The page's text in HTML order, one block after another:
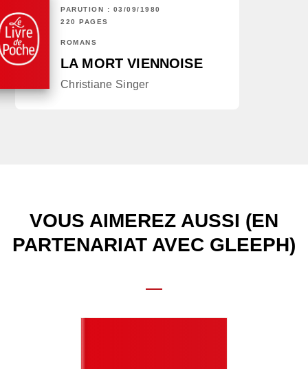
PARUTION : 03/09/1980
220 PAGES
ROMANS
LA MORT VIENNOISE
Christiane Singer
VOUS AIMEREZ AUSSI (EN
PARTENARIAT AVEC GLEEPH)